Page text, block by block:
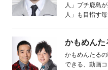
人」プチ鹿島
人」も目指す
かもめんた
かもめんたる
できる、動画